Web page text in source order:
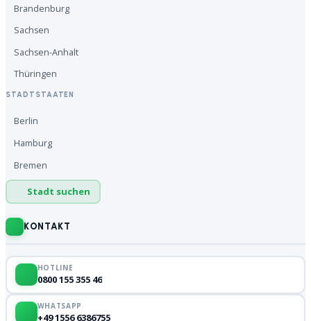
Brandenburg
Sachsen
Sachsen-Anhalt
Thüringen
STADTSTAATEN
Berlin
Hamburg
Bremen
Stadt suchen
KONTAKT
HOTLINE
0800 155 355 46
WHATSAPP
+49 1556 6386755